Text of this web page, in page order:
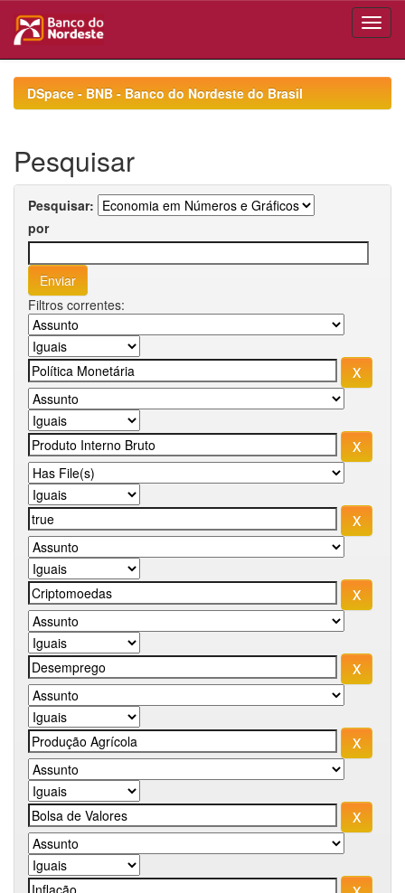
navigationDSpace - BNB - Banco do Nordeste do Brasil
Pesquisar
Pesquisar:
por
Filtros correntes: